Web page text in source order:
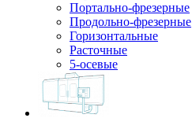
Портально-фрезерные
Продольно-фрезерные
Горизонтальные
Расточные
5-осевые